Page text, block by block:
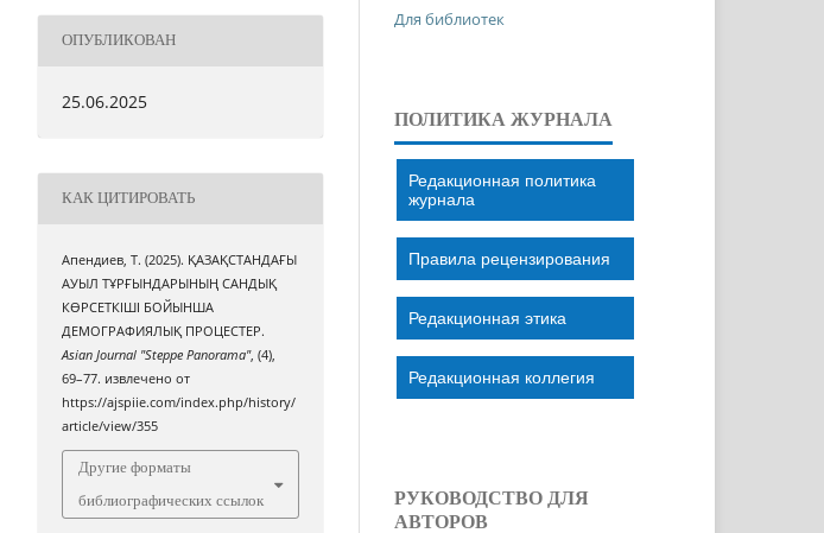
ОПУБЛИКОВАН
25.06.2025
КАК ЦИТИРОВАТЬ
Апендиев, Т. (2025). ҚАЗАҚСТАНДАҒЫ
АУЫЛ ТҰРҒЫНДАРЫНЫҢ САНДЫҚ
КӨРСЕТКІШІ БОЙЫНША
ДЕМОГРАФИЯЛЫҚ ПРОЦЕСТЕР.
Asian Journal "Steppe Panorama", (4),
69–77. извлечено от
https://ajspiie.com/index.php/history/
article/view/355
Другие форматы
библиографических ссылок
Для библиотек
ПОЛИТИКА ЖУРНАЛА
Редакционная политика
журнала
Правила рецензирования
Редакционная этика
Редакционная коллегия
РУКОВОДСТВО ДЛЯ
АВТОРОВ